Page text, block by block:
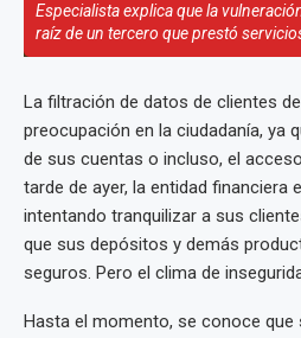
Especialista explica que la
raíz de un tercero que prestó
La filtración de datos de clientes
preocupación en la ciudadanía, ya
de sus cuentas o incluso, el
tarde de ayer, la entidad financiera
intentando tranquilizar a sus
que sus depósitos y demás
seguros. Pero el clima de
Hasta el momento, se conoce que